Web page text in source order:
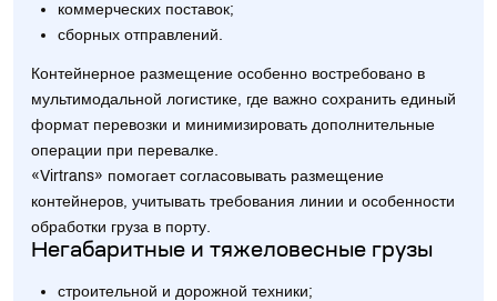
коммерческих поставок;
сборных отправлений.
Контейнерное размещение особенно востребовано в
мультимодальной логистике, где важно сохранить единый
формат перевозки и минимизировать дополнительные
операции при перевалке.
«Virtrans» помогает согласовывать размещение
контейнеров, учитывать требования линии и особенности
обработки груза в порту.
Негабаритные и тяжеловесные грузы
строительной и дорожной техники;